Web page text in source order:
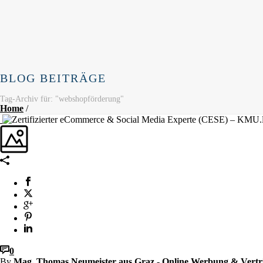
BLOG BEITRÄGE
Tag-Archiv für: "webshopförderung"
Home /
0